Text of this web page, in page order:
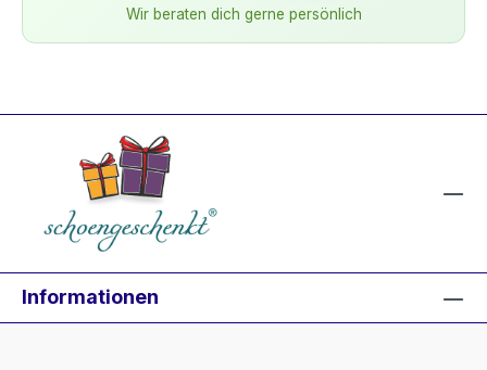
Wir beraten dich gerne persönlich
Informationen